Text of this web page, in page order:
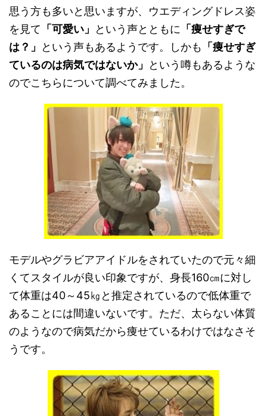
思う方も多いと思いますが、ウエディングドレス姿
を見て 「可愛い」 という声とともに 「痩せすぎで
は？」
という声もあるようです。しかも 「痩せすぎ
ているのは病気ではないか」
という噂もあるような
のでこちらについて調べてみました。
モデルやグラビアアイドルをされていたので元々細
くてスタイルが良い印象ですが、身長160㎝に対し
て体重は40～45㎏と推定されているので低体重で
あることには間違いないです。ただ、太らない体質
のようなので病気だから痩せているわけではなさそ
うです。